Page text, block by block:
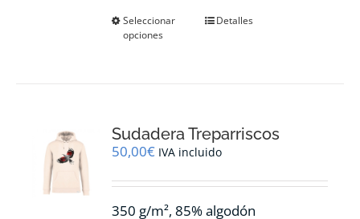
Seleccionar
opciones
Este
se
pueden
en
página
Detalles
Sudadera Treparriscos
50,00€ IVA incluido
350 g/m², 85% algodón